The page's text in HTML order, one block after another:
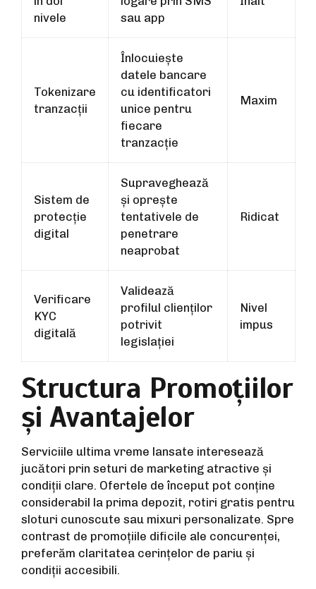
nivele
sau app
Tokenizare
tranzacții
Înlocuiește
datele bancare
cu identificatori
unice pentru
fiecare
tranzacție
Maxim
Sistem de
protecție
digital
Supraveghează
și oprește
tentativele de
penetrare
neaprobat
Ridicat
Verificare
KYC
digitală
Validează
profilul clienților
potrivit
legislației
Nivel
impus
Structura Promoțiilor
și Avantajelor
Serviciile ultima vreme lansate interesează
jucători prin seturi de marketing atractive și
condiții clare. Ofertele de început pot conține
considerabil la prima depozit, rotiri gratis pentru
sloturi cunoscute sau mixuri personalizate. Spre
contrast de promoțiile dificile ale concurenței,
preferăm claritatea cerințelor de pariu și
condiții accesibili.